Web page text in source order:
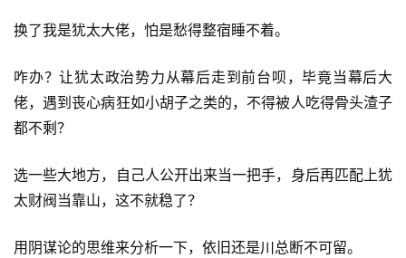
换了我是犹太大佬，怕是愁得整宿睡不着。
咋办？让犹太政治势力从幕后走到前台呗，毕竟当幕后大
佬，遇到丧心病狂如小胡子之类的，不得被人吃得骨头渣子
都不剩？
选一些大地方，自己人公开出来当一把手，身后再匹配上犹
太财阀当靠山，这不就稳了？
用阴谋论的思维来分析一下，依旧还是川总断不可留。